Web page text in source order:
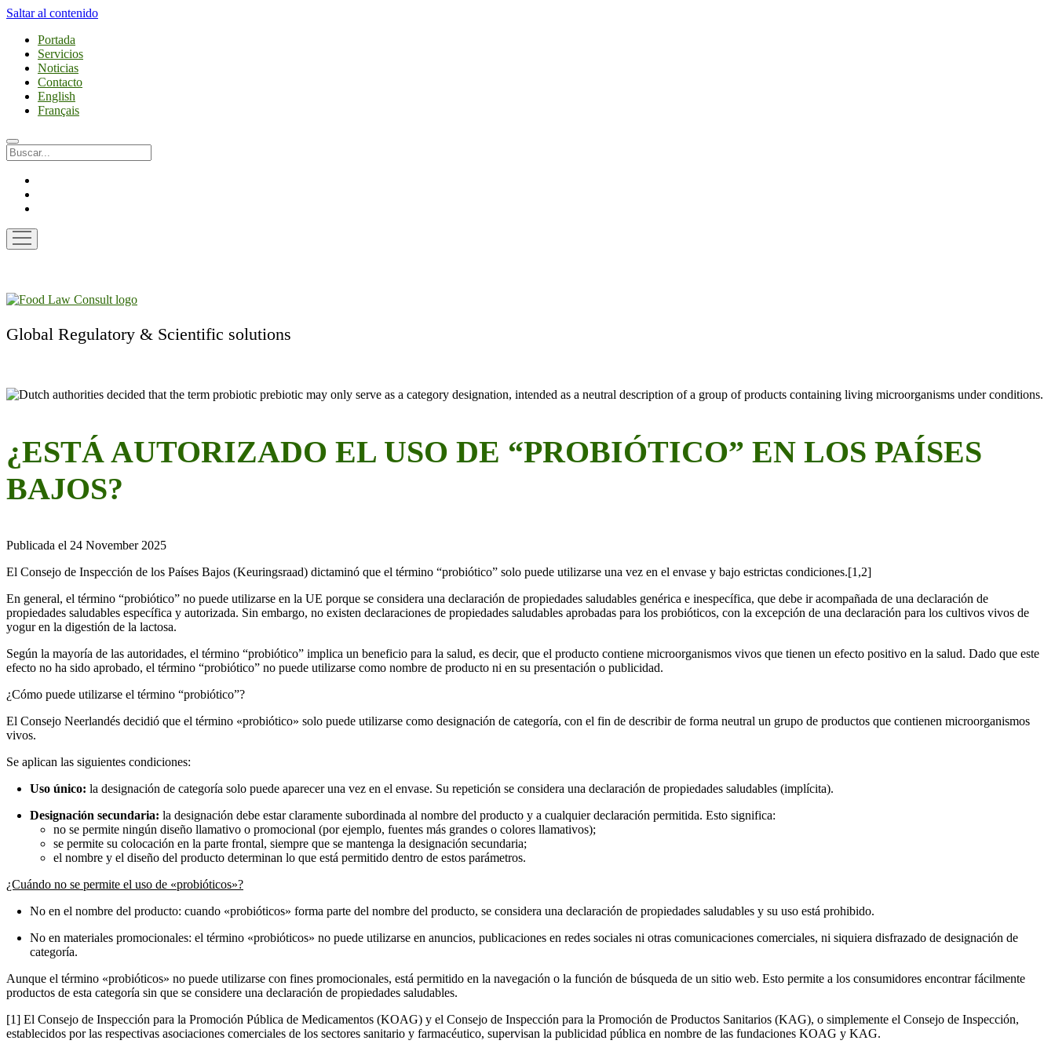
Saltar al contenido
Portada
Servicios
Noticias
Contacto
English
Français
Buscar
abrir
menú
Food
Consult
Global Regulatory & Scientific solutions
¿ESTÁ AUTORIZADO EL USO DE “PROBIÓTICO” EN LOS PAÍSES
BAJOS?
Publicada el 24 November 2025
El Consejo de Inspección de los Países Bajos (Keuringsraad) dictaminó que el término “probiótico” solo puede utilizarse una vez en el envase y bajo estrictas condiciones.[1,2]
En general, el término “probiótico” no puede utilizarse en la UE porque se considera una declaración de propiedades saludables genérica e inespecífica, que debe ir acompañada de una declaración de
propiedades saludables específica y autorizada. Sin embargo, no existen declaraciones de propiedades saludables aprobadas para los probióticos, con la excepción de una declaración para los cultivos vivos de
yogur en la digestión de la lactosa.
Según la mayoría de las autoridades, el término “probiótico” implica un beneficio para la salud, es decir, que el producto contiene microorganismos vivos que tienen un efecto positivo en la salud. Dado que este
efecto no ha sido aprobado, el término “probiótico” no puede utilizarse como nombre de producto ni en su presentación o publicidad.
¿Cómo puede utilizarse el término “probiótico”?
El Consejo Neerlandés decidió que el término «probiótico» solo puede utilizarse como designación de categoría, con el fin de describir de forma neutral un grupo de productos que contienen microorganismos
vivos.
Se aplican las siguientes condiciones:
Uso único: la designación de categoría solo puede aparecer una vez en el envase. Su repetición se considera una declaración de propiedades saludables (implícita).
Designación secundaria: la designación debe estar claramente subordinada al nombre del producto y a cualquier declaración permitida. Esto significa:
no se permite ningún diseño llamativo o promocional (por ejemplo, fuentes más grandes o colores llamativos);
se permite su colocación en la parte frontal, siempre que se mantenga la designación secundaria;
el nombre y el diseño del producto determinan lo que está permitido dentro de estos parámetros.
¿Cuándo no se permite el uso de «probióticos»?
No en el nombre del producto: cuando «probióticos» forma parte del nombre del producto, se considera una declaración de propiedades saludables y su uso está prohibido.
No en materiales promocionales: el término «probióticos» no puede utilizarse en anuncios, publicaciones en redes sociales ni otras comunicaciones comerciales, ni siquiera disfrazado de designación de
categoría.
Aunque el término «probióticos» no puede utilizarse con fines promocionales, está permitido en la navegación o la función de búsqueda de un sitio web. Esto permite a los consumidores encontrar fácilmente
productos de esta categoría sin que se considere una declaración de propiedades saludables.
[1] El Consejo de Inspección para la Promoción Pública de Medicamentos (KOAG) y el Consejo de Inspección para la Promoción de Productos Sanitarios (KAG), o simplemente el Consejo de Inspección,
establecidos por las respectivas asociaciones comerciales de los sectores sanitario y farmacéutico, supervisan la publicidad pública en nombre de las fundaciones KOAG y KAG.